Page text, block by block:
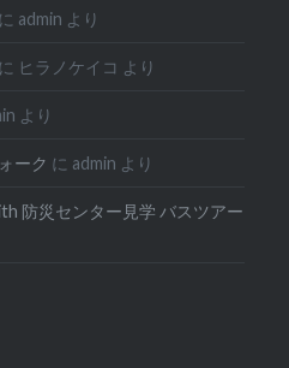
に admin より
に ヒラノケイコ より
より
ーク に admin より
防災センター見学 バスツアー